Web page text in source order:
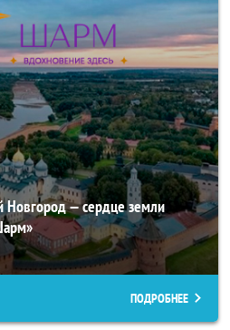
Новгород — сердце земли
ПОДРОБНЕЕ